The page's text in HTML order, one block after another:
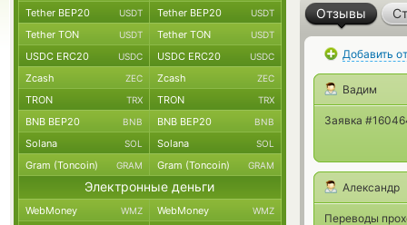
Отзывы
Добавить
Вадим
Заявка
Александр
Переводы
Tether BEP20 USDT Tether BEP20 USDT
Tether TON USDT Tether TON USDT
USDC ERC20 USDC USDC ERC20 USDC
Zcash ZEC Zcash ZEC
TRON TRX TRON TRX
BNB BEP20 BNB BNB BEP20 BNB
Solana SOL Solana SOL
Gram (Toncoin) GRAM Gram (Toncoin) GRAM
Электронные деньги
WebMoney WMZ WebMoney WMZ